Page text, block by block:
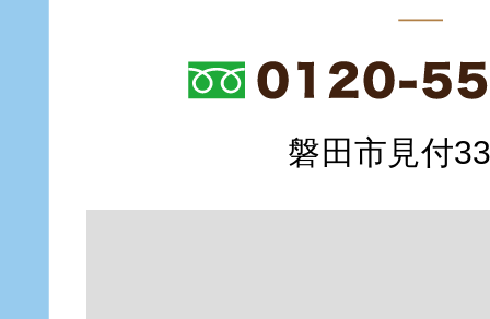
磐田市見付